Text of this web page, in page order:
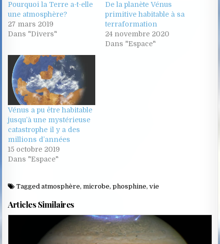
Pourquoi la Terre a-t-elle
une atmosphère?
27 mars 2019
Dans "Divers"
De la planète Vénus
primitive habitable à sa
terraformation
24 novembre 2020
Dans "Espace"
Vénus a pu être habitable
jusqu’à une mystérieuse
catastrophe il y a des
millions d’années
15 octobre 2019
Dans "Espace"
Taggedatmosphère,microbe,phosphine,vie
Articles Similaires
Posted